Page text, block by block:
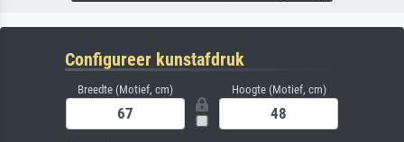
Configureer kunstafdruk
Breedte (Motief, cm) Hoogte (Motief, cm)